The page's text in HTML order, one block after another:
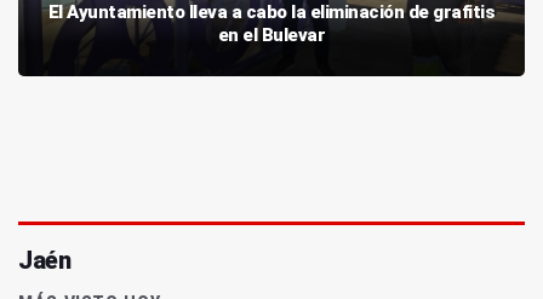
El Ayuntamiento lleva a cabo la eliminación de grafitis
en el Bulevar
Jaén